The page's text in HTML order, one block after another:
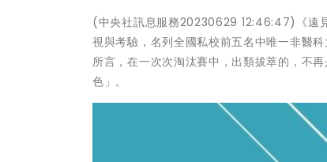
(中央社訊息服務20230629 12:46:47)《遠
視與考驗，名列全國私校前五名中唯一非醫
所言，在一次次淘汰賽中，出類拔萃的，不
色」。